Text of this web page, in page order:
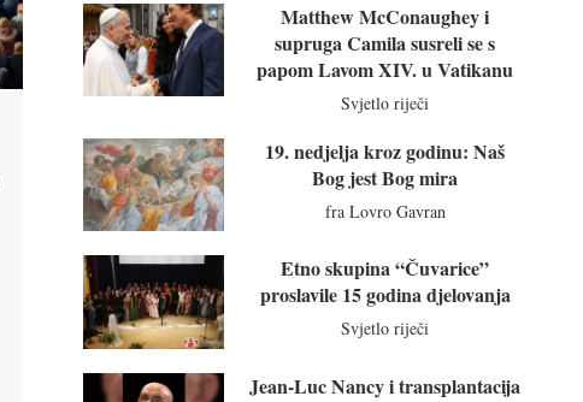
Matthew McConaughey i
supruga Camila susreli se s
papom Lavom XIV. u Vatikanu
Svjetlo riječi
19. nedjelja kroz godinu: Naš
Bog jest Bog mira
fra Lovro Gavran
Etno skupina “Čuvarice”
proslavile 15 godina djelovanja
Svjetlo riječi
Jean-Luc Nancy i transplantacija